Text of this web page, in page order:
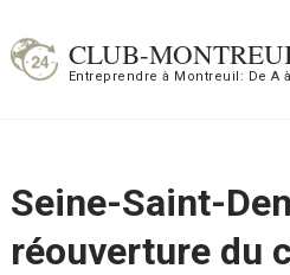
au
contenu
CLUB-
Entreprendre à Montreuil: De A à
Seine-Saint-
réouverture du